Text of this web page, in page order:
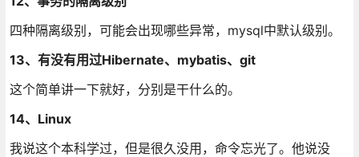
四种隔离级别，可能会出现哪些异常，mysql中默认级别。
13、有没有用过Hibernate、mybatis、git
这个简单讲一下就好，分别是干什么的。
14、Linux
我说这个本科学过，但是很久没用，命令忘光了。他说没